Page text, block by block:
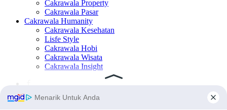
Cakrawala Property
Cakrawala Pasar
Cakrawala Humanity
Cakrawala Kesehatan
Lisfe Style
Cakrawala Hobi
Cakrawala Wisata
Cakrawala Insight